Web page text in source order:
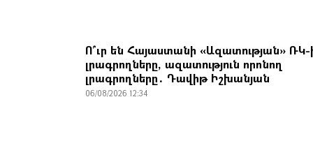
Ո՞ւր են Հայաստանի «Ազատության» ՌԿ-
լրագրողները, ազատություն որոնող
լրագրողները․ Դավիթ Իշխանյան
06/08/2026 12:34